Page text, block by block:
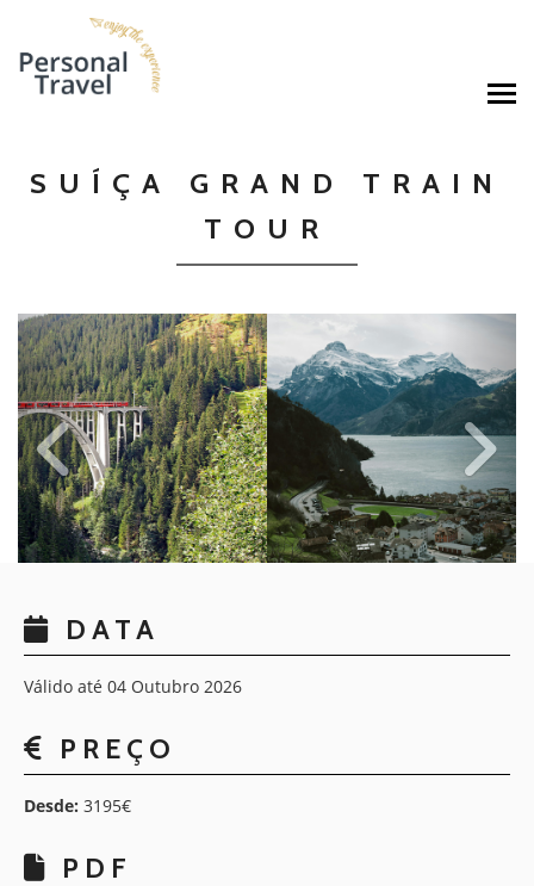
SUÍÇA GRAND TRAIN
TOUR
Previous
DATA
Válido até 04 Outubro 2026
PREÇO
Desde: 3195€
PDF